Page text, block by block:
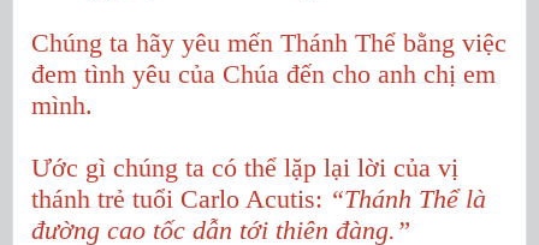
Chúng ta hãy yêu mến Thánh Thể bằng việc
đem tình yêu của Chúa đến cho anh chị em
mình.
Ước gì chúng ta có thể lặp lại lời của vị
thánh trẻ tuổi Carlo Acutis: “Thánh Thể là
đường cao tốc dẫn tới thiên đàng.”